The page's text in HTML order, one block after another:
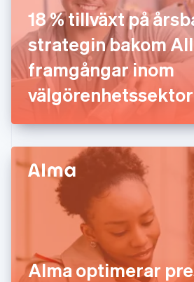
18 % tillväxt på
strategin bakom
framgångar inom
Alma optimerar
Gibraltar
English
Grekland
Hongkong SAR, Kina
English 简体中文
Indien
Irland
English
Italien
ItalianoEnglish
Japan
日本語
Kanada
Français
Kroatien
English Italiano
Lettland